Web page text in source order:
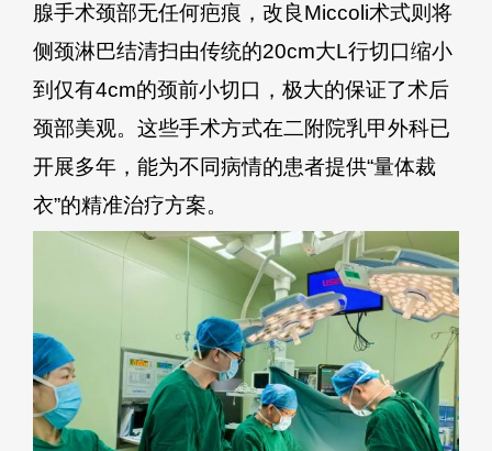
腺手术颈部无任何疤痕，改良Miccoli术式则将
侧颈淋巴结清扫由传统的20cm大L行切口缩小
到仅有4cm的颈前小切口，极大的保证了术后
颈部美观。这些手术方式在二附院乳甲外科已
开展多年，能为不同病情的患者提供“量体裁
衣”的精准治疗方案。